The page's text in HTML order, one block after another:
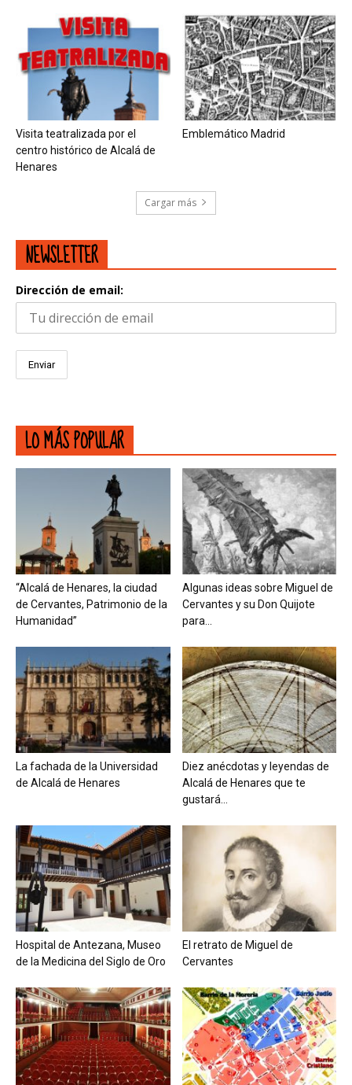
Visita teatralizada por el
centro histórico de Alcalá de
Henares
Emblemático Madrid
Cargar más
NEWSLETTER
Dirección de email:
LO MÁS POPULAR
“Alcalá de Henares, la ciudad
de Cervantes, Patrimonio de la
Humanidad”
Algunas ideas sobre Miguel de
Cervantes y su Don Quijote
para...
La fachada de la Universidad
de Alcalá de Henares
Diez anécdotas y leyendas de
Alcalá de Henares que te
gustará...
Hospital de Antezana, Museo
de la Medicina del Siglo de Oro
El retrato de Miguel de
Cervantes